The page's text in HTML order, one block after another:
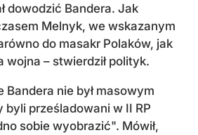
dowodzić Bandera. Jak
Melnyk, we wskazanym
do masakr Polaków, jak
wojna – stwierdził polityk.
Bandera nie był masowym
byli prześladowani w II RP
sobie wyobrazić". Mówił,